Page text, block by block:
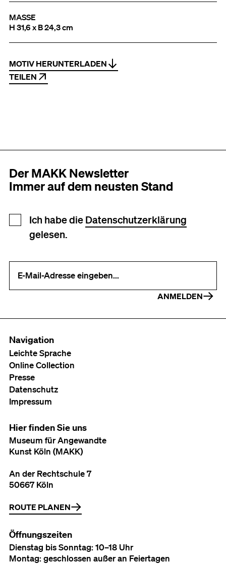
MASSE
H 31,6 x B 24,3 cm
MOTIV HERUNTERLADEN
TEILEN
Der MAKK Newsletter
Immer auf dem neusten Stand
Newsletter Anmeldung
Ich habe die Datenschutzerklärung
gelesen.
ANMELDEN
Navigation
Leichte Sprache
Online Collection
Presse
Datenschutz
Impressum
Hier finden Sie uns
Museum für Angewandte
Kunst Köln (MAKK)
An der Rechtschule 7
50667 Köln
ROUTE PLANEN
Öffnungszeiten
Dienstag bis Sonntag: 10–18 Uhr
Montag: geschlossen außer an Feiertagen